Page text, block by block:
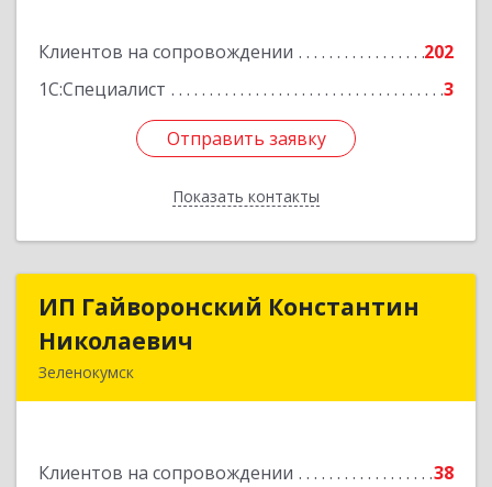
Клиентов на сопровождении
202
1С:Специалист
3
Отправить заявку
Показать контакты
Подробнее
Отправить заявку
Назад
ИП Гайворонский Константин
Николаевич
Зеленокумск
Клиентов на сопровождении 38
ИП Гайворонский Константин
Подробнее